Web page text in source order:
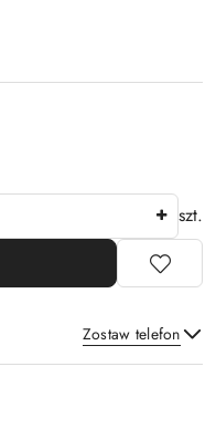
szt.
Zostaw telefon